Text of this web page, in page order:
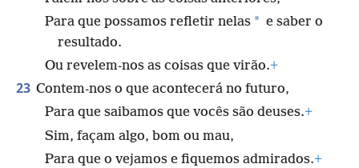
Para que possamos refletir nelas * e saber o
resultado.
Ou revelem-nos as coisas que virão.+
23 Contem-nos o que acontecerá no futuro,
Para que saibamos que vocês são deuses.+
Sim, façam algo, bom ou mau,
Para que o vejamos e fiquemos admirados.+